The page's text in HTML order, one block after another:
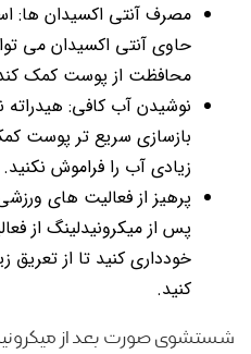
مصرف آنتی اکسیدان ها:
حاوی آنتی اکسیدان می
محافظت از پوست کمک
نوشیدن آب کافی: هیدراته
بازسازی سریع تر پوست
زیادی آب را فراموش نکنید.
پس از میکرونیدلینگ از
خودداری کنید تا از تعریق
کنید.
شستشوی صورت بعد از